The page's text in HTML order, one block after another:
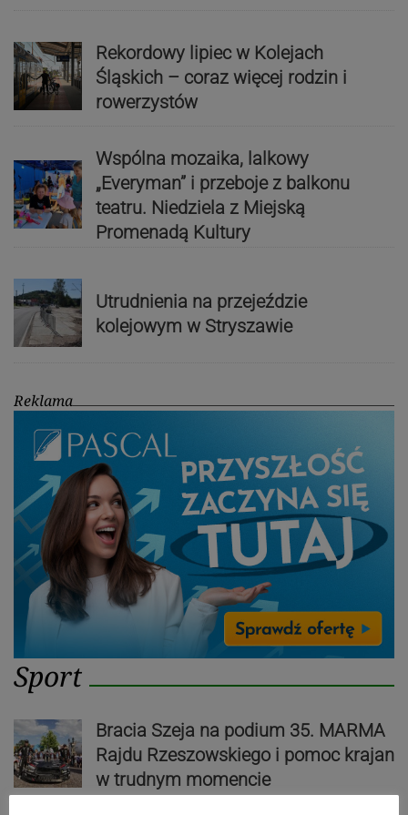
Rekordowy lipiec w Kolejach
Śląskich – coraz więcej rodzin i
rowerzystów
Wspólna mozaika, lalkowy
„Everyman” i przeboje z balkonu
teatru. Niedziela z Miejską
Promenadą Kultury
Utrudnienia na przejeździe
kolejowym w Stryszawie
Reklama
Sport
Bracia Szeja na podium 35. MARMA
Rajdu Rzeszowskiego i pomoc krajan
w trudnym momencie